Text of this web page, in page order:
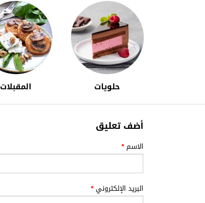
حلويات المقبلات
أضف تعليق
الاسم*
البريد الإلكتروني*